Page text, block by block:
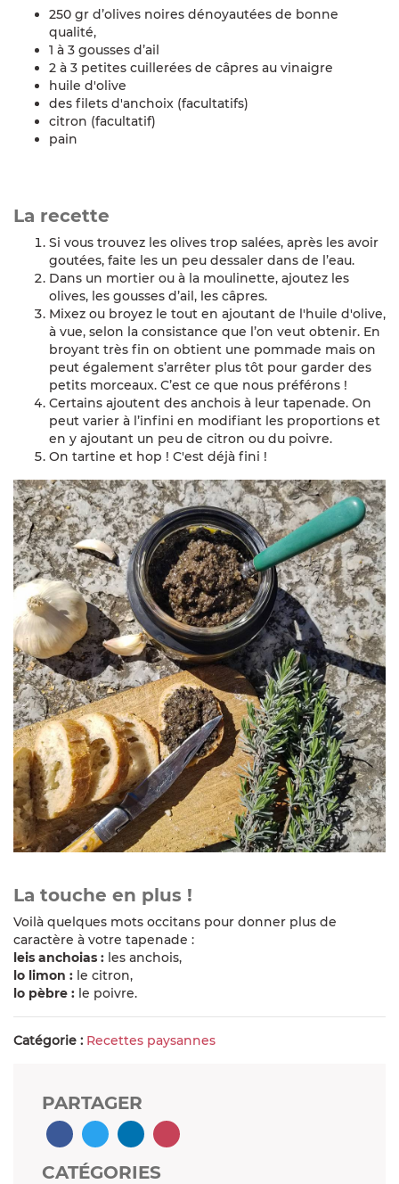
250 gr d’olives noires dénoyautées de bonne
qualité,
1 à 3 gousses d’ail
2 à 3 petites cuillerées de câpres au vinaigre
huile d'olive
des filets d'anchoix (facultatifs)
citron (facultatif)
pain
La recette
Si vous trouvez les olives trop salées, après les avoir
goutées, faite les un peu dessaler dans de l’eau.
Dans un mortier ou à la moulinette, ajoutez les
olives, les gousses d’ail, les câpres.
Mixez ou broyez le tout en ajoutant de l'huile d'olive,
à vue, selon la consistance que l’on veut obtenir. En
broyant très fin on obtient une pommade mais on
peut également s’arrêter plus tôt pour garder des
petits morceaux. C’est ce que nous préférons !
Certains ajoutent des anchois à leur tapenade. On
peut varier à l’infini en modifiant les proportions et
en y ajoutant un peu de citron ou du poivre.
On tartine et hop ! C'est déjà fini !
La touche en plus !
Voilà quelques mots occitans pour donner plus de
caractère à votre tapenade :
leis anchoias : les anchois,
lo limon : le citron,
lo pèbre : le poivre.
Catégorie : Recettes paysannes
PARTAGER
CATÉGORIES